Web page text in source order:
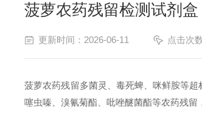
菠萝农药残留检测试剂
更新时间：2026-06-11 点击次
菠萝农药残留多菌灵、毒死蜱、咪鲜胺等超
噻虫嗪、溴氰菊酯、吡唑醚菌酯等农药残留